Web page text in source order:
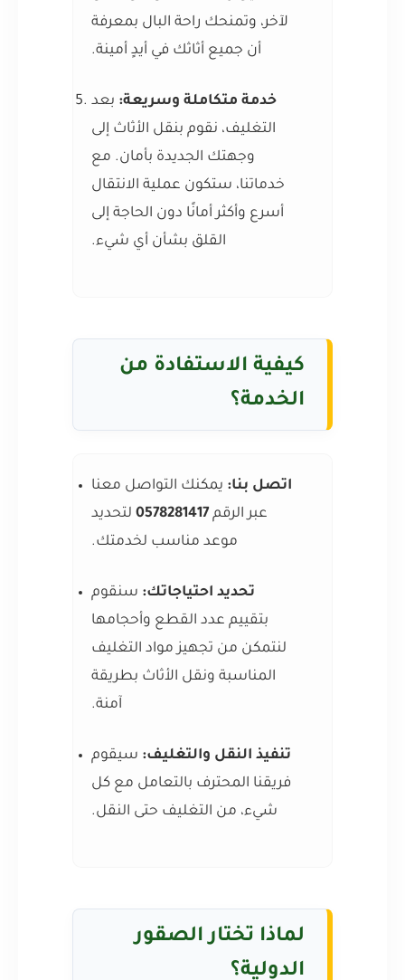
لآخر، وتمنحك راحة البال بمعرفة
أن جميع أثاثك في أيدٍ أمينة.
خدمة متكاملة وسريعة: بعد
التغليف، نقوم بنقل الأثاث إلى
وجهتك الجديدة بأمان. مع
خدماتنا، ستكون عملية الانتقال
أسرع وأكثر أمانًا دون الحاجة إلى
القلق بشأن أي شيء.
كيفية الاستفادة من
الخدمة؟
اتصل بنا: يمكنك التواصل معنا
عبر الرقم 0578281417 لتحديد
موعد مناسب لخدمتك.
تحديد احتياجاتك: سنقوم
بتقييم عدد القطع وأحجامها
لنتمكن من تجهيز مواد التغليف
المناسبة ونقل الأثاث بطريقة
آمنة.
تنفيذ النقل والتغليف: سيقوم
فريقنا المحترف بالتعامل مع كل
شيء، من التغليف حتى النقل.
لماذا تختار الصقور
الدولية؟